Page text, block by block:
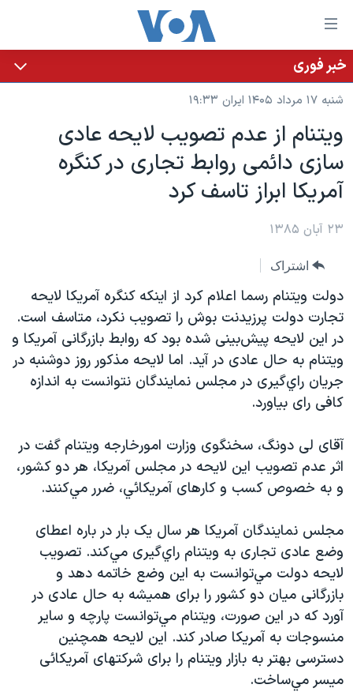
لینکهای
قابل
دسترسی
جهش
محتوای
اصلی
جهش
صفحه
جهش
جستجو
خانه
نسخه سبک وب‌سایت
موضوع ها
ایران
آمریکا
جهان
ویژه برنامه‌ها
ویدیوها
فرهنگ و زندگی
حقوق شهروندی
علم و فناوری
اسرائیل در جنگ
آرشیو پخش زنده
برنامه های تلویزیونی
جدول برنامه ها
صفحه‌های ویژه
۲۵۰سالگی آمریکا
بایگانی برنامه‌های تلویزیونی
مستندها
انتخابات ریاست جمهوری آمریکا ۲۰۲۴
رمز مهسا
ورزش زنان در ایران
مجموعه مستندهای دادخواهی
تریبونال مردمی آبان ۹۸
دادگاه حمید نوری
چهل سال گروگان‌گیری
قانون شفافیت دارائی کادر رهبری ایران
اعتراضات مردمی آبان ۹۸
فرکانس‌های صدای آمریکا
یادگیری زبان انگلیسی
دنبال کنید
زبانهای مختلف
خبر فوری
شنبه ۱۷ مرداد ۱۴۰۵ ایران ۱۹:۳۳
ويتنام از عدم تصويب لايحه عادی
سازی دائمی روابط تجاری در کنگره
آمريکا ابراز تاسف کرد
۲۳ آبان ۱۳۸۵
اشتراک
دولت ويتنام رسما اعلام کرد از اينکه کنگره آمريکا لايحه
تجارت دولت پرزيدنت بوش را تصويب نکرد، متاسف است.
در اين لايحه پيش‌بينی شده بود که روابط بازرگانی آمريکا و
ويتنام به حال عادی در آيد. اما لايحه مذکور روز دوشنبه در
جريان راي‌گيری در مجلس نمايندگان نتوانست به اندازه
کافی رای بياورد.
آقای لی دونگ، سخنگوی وزارت امورخارجه ويتنام گفت در
اثر عدم تصويب اين لايحه در مجلس آمريکا، هر دو کشور،
و به خصوص کسب و کارهای آمريکائي، ضرر مي‌کنند.
مجلس نمايندگان آمريکا هر سال يک بار در باره اعطای
وضع عادی تجاری به ويتنام راي‌گيری مي‌کند. تصويب
لايحه دولت مي‌توانست به اين وضع خاتمه دهد و
بازرگانی ميان دو کشور را برای هميشه به حال عادی در
آورد که در اين صورت، ويتنام مي‌توانست پارچه و ساير
منسوجات به آمريکا صادر کند. اين لايحه همچنين
دسترسی بهتر به بازار ويتنام را برای شرکتهای آمريکائی
ميسر مي‌ساخت.